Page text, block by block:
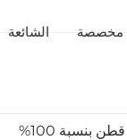
مخصصة الشائعة
قطن بنسبة 100%